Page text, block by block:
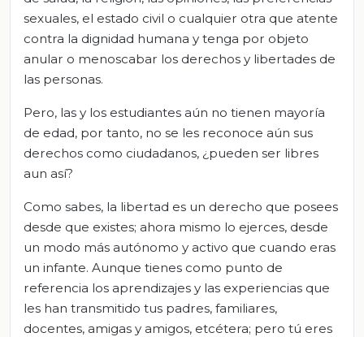
sexuales, el estado civil o cualquier otra que atente
contra la dignidad humana y tenga por objeto
anular o menoscabar los derechos y libertades de
las personas.
Pero, las y los estudiantes aún no tienen mayoría
de edad, por tanto, no se les reconoce aún sus
derechos como ciudadanos, ¿pueden ser libres
aun así?
Como sabes, la libertad es un derecho que posees
desde que existes; ahora mismo lo ejerces, desde
un modo más autónomo y activo que cuando eras
un infante. Aunque tienes como punto de
referencia los aprendizajes y las experiencias que
les han transmitido tus padres, familiares,
docentes, amigas y amigos, etcétera; pero tú eres